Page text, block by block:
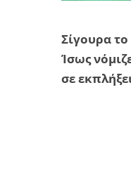
Σίγουρα
Ίσως
σε